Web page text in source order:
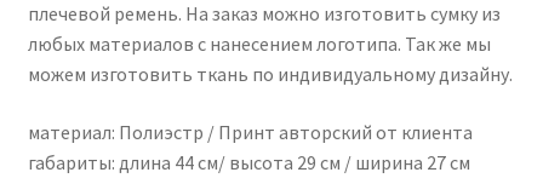
плечевой ремень. На заказ можно изготовить сумку из
любых материалов с нанесением логотипа. Так же мы
можем изготовить ткань по индивидуальному дизайну.
материал: Полиэстр / Принт авторский от клиента
габариты: длина 44 см/ высота 29 см / ширина 27 см